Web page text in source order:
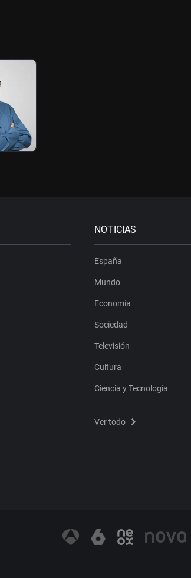
NOTICIAS
España
Mundo
Economía
Sociedad
Televisión
Cultura
Ciencia y Tecnología
Ver todo